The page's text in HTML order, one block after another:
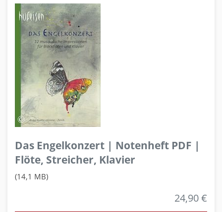
Das Engelkonzert | Notenheft PDF |
Flöte, Streicher, Klavier
(14,1 MB)
24,90 €